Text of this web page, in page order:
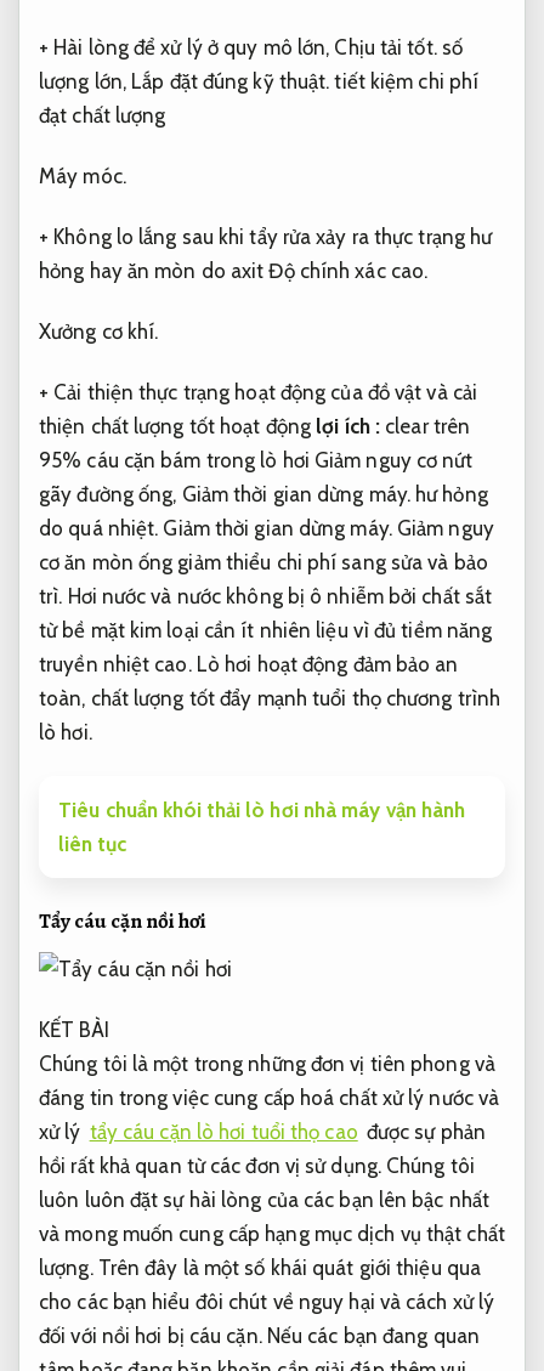
+ Hài lòng để xử lý ở quy mô lớn, Chịu tải tốt.số
lượng lớn, Lắp đặt đúng kỹ thuật. tiết kiệm chi phí
đạt chất lượng
Máy móc.
+ Không lo lắng sau khi tẩy rửa xảy ra thực trạng hư
hỏng hay ăn mòn do axitĐộ chính xác cao.
Xưởng cơ khí.
+ Cải thiện thực trạng hoạt động của đồ vật và cải
thiện chất lượng tốt hoạt động lợi ích : clear trên
95% cáu cặn bám trong lò hơi Giảm nguy cơ nứt
gãy đường ống, Giảm thời gian dừng máy.hư hỏng
do quá nhiệt. Giảm thời gian dừng máy.Giảm nguy
cơ ăn mòn ống giảm thiểu chi phí sang sửa và bảo
trì. Hơi nước và nước không bị ô nhiễm bởi chất sắt
từ bề mặt kim loại cần ít nhiên liệu vì đủ tiềm năng
truyền nhiệt cao. Lò hơi hoạt động đảm bảo an
toàn, chất lượng tốt đẩy mạnh tuổi thọ chương trình
lò hơi.
Tiêu chuẩn khói thải lò hơi nhà máy vận hành
liên tục
Tẩy cáu cặn nồi hơi
KẾT BÀI
Chúng tôi là một trong những đơn vị tiên phong và
đáng tin trong việc cung cấp hoá chất xử lý nước và
xử lý tẩy cáu cặn lò hơi tuổi thọ cao được sự phản
hồi rất khả quan từ các đơn vị sử dụng. Chúng tôi
luôn luôn đặt sự hài lòng của các bạn lên bậc nhất
và mong muốn cung cấp hạng mục dịch vụ thật chất
lượng. Trên đây là một số khái quát giới thiệu qua
cho các bạn hiểu đôi chút về nguy hại và cách xử lý
đối với nồi hơi bị cáu cặn. Nếu các bạn đang quan